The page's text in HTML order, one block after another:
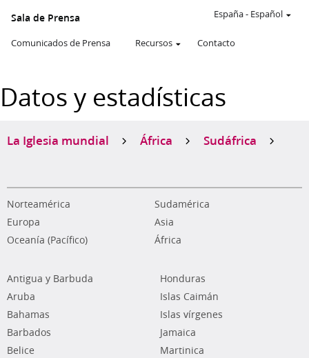
Sala de Prensa
Comunicados de Prensa Recursos Contacto
España- Español
Datos y estadísticas
La Iglesia mundial África Sudáfrica
Norteamérica
Sudamérica
Europa
Asia
Oceanía (Pacífico)
África
Antigua y Barbuda
Aruba
Bahamas
Barbados
Belice
Honduras
Islas Caimán
Islas vírgenes
Jamaica
Martinica